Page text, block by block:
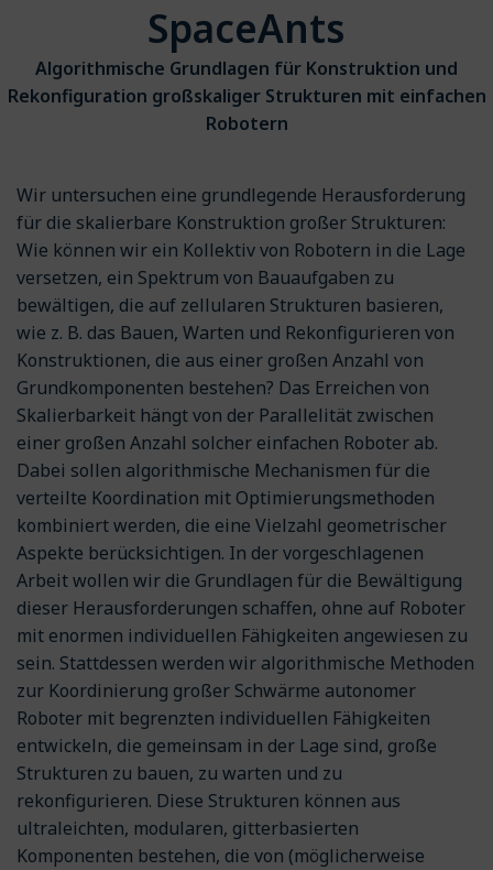
SpaceAnts
Algorithmische Grundlagen für Konstruktion und
Rekonfiguration großskaliger Strukturen mit einfachen
Robotern
Wir untersuchen eine grundlegende Herausforderung
für die skalierbare Konstruktion großer Strukturen:
Wie können wir ein Kollektiv von Robotern in die Lage
versetzen, ein Spektrum von Bauaufgaben zu
bewältigen, die auf zellularen Strukturen basieren,
wie z. B. das Bauen, Warten und Rekonfigurieren von
Konstruktionen, die aus einer großen Anzahl von
Grundkomponenten bestehen? Das Erreichen von
Skalierbarkeit hängt von der Parallelität zwischen
einer großen Anzahl solcher einfachen Roboter ab.
Dabei sollen algorithmische Mechanismen für die
verteilte Koordination mit Optimierungsmethoden
kombiniert werden, die eine Vielzahl geometrischer
Aspekte berücksichtigen. In der vorgeschlagenen
Arbeit wollen wir die Grundlagen für die Bewältigung
dieser Herausforderungen schaffen, ohne auf Roboter
mit enormen individuellen Fähigkeiten angewiesen zu
sein. Stattdessen werden wir algorithmische Methoden
zur Koordinierung großer Schwärme autonomer
Roboter mit begrenzten individuellen Fähigkeiten
entwickeln, die gemeinsam in der Lage sind, große
Strukturen zu bauen, zu warten und zu
rekonfigurieren. Diese Strukturen können aus
ultraleichten, modularen, gitterbasierten
Komponenten bestehen, die von (möglicherweise